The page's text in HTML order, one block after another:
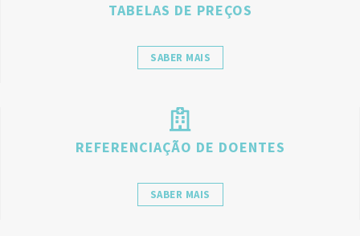
TABELAS DE PREÇOS
SABER MAIS
REFERENCIAÇÃO DE DOENTES
SABER MAIS